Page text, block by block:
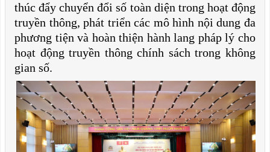
thúc đẩy chuyển đổi số toàn diện trong hoạt động
truyền thông, phát triển các mô hình nội dung đa
phương tiện và hoàn thiện hành lang pháp lý cho
hoạt động truyền thông chính sách trong không
gian số.